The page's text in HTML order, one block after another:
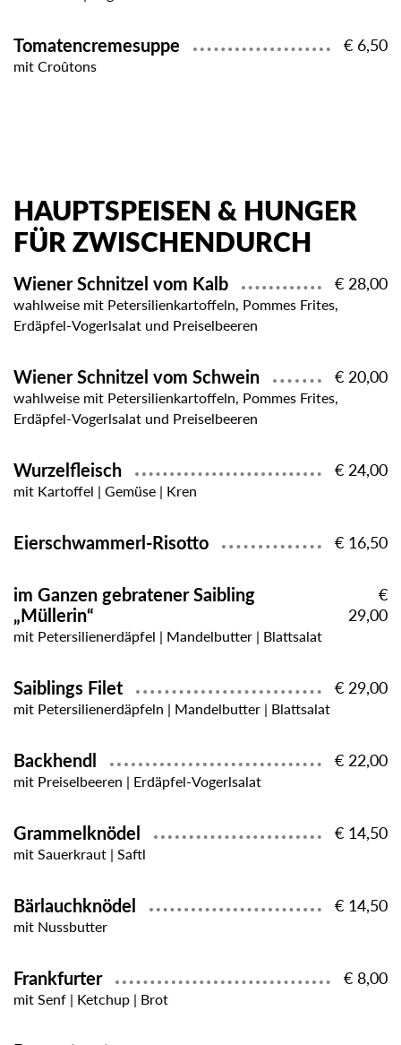
Tomatencremesuppe € 6,50
mit Croûtons
HAUPTSPEISEN & HUNGER
FÜR ZWISCHENDURCH
Wiener Schnitzel vom Kalb € 28,00
wahlweise mit Petersilienkartoffeln, Pommes Frites,
Erdäpfel-Vogerlsalat und Preiselbeeren
Wiener Schnitzel vom Schwein € 20,00
wahlweise mit Petersilienkartoffeln, Pommes Frites,
Erdäpfel-Vogerlsalat und Preiselbeeren
Wurzelfleisch € 24,00
mit Kartoffel | Gemüse | Kren
Eierschwammerl-Risotto € 16,50
im Ganzen gebratener Saibling
„Müllerin“
€
29,00
mit Petersilienerdäpfel | Mandelbutter | Blattsalat
Saiblings Filet € 29,00
mit Petersilienerdäpfeln | Mandelbutter | Blattsalat
Backhendl € 22,00
mit Preiselbeeren | Erdäpfel-Vogerlsalat
Grammelknödel € 14,50
mit Sauerkraut | Saftl
Bärlauchknödel € 14,50
mit Nussbutter
Frankfurter € 8,00
mit Senf | Ketchup | Brot